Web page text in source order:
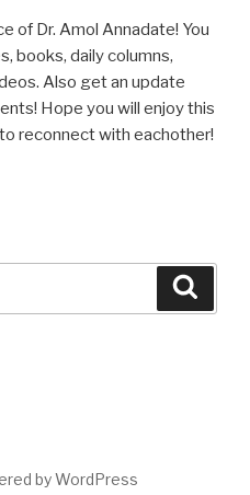
of Dr. Amol Annadate! You
books, daily columns,
Also get an update
Hope you will enjoy this
reconnect with eachother!
by WordPress